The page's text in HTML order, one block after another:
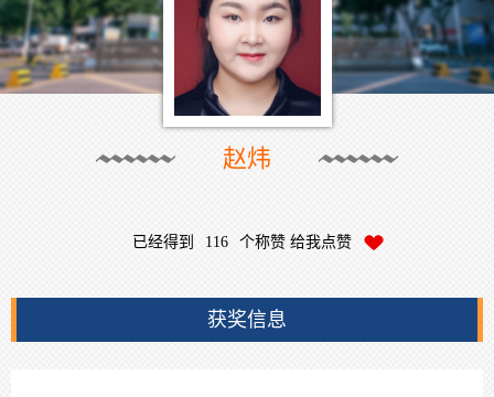
赵炜
已经得到 116 个称赞 给我点赞
获奖信息